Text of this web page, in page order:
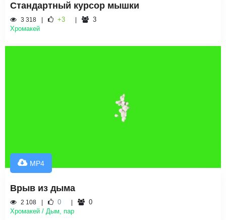
Стандартный курсор мышки
3 318 +3
3
Хромакей
MP4
Врыв из дыма
2 108 0
0
Хромакей / Дым, пар